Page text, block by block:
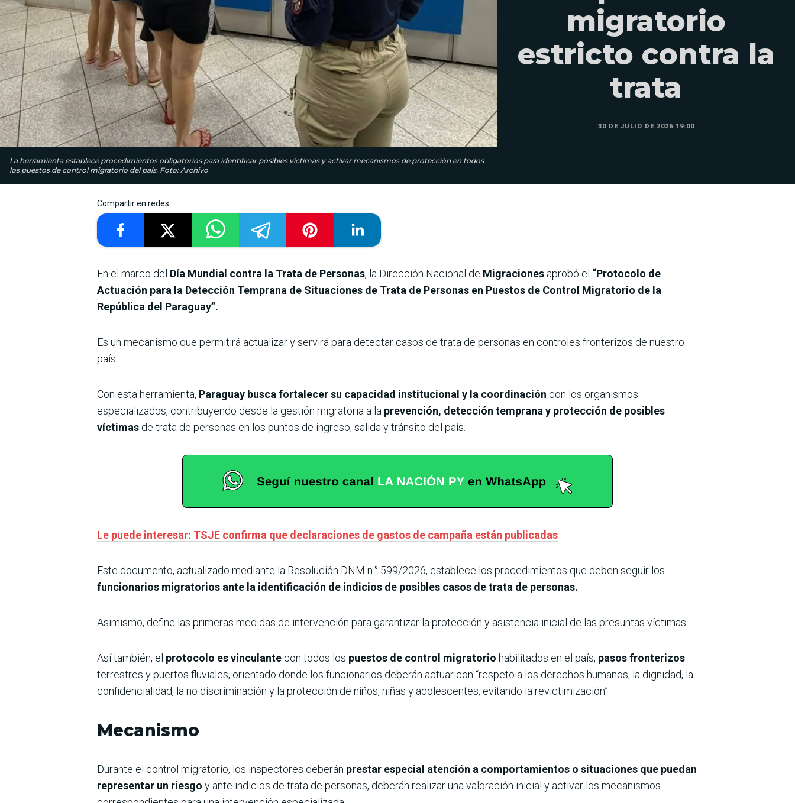
La herramienta establece procedimientos obligatorios para identificar posibles víctimas y activar mecanismos de protección en todos
los puestos de control migratorio del país. Foto: Archivo
migratorio
estricto contra la
trata
30 DE JULIO DE 2026 19:00
Compartir en redes
En el marco del Día Mundial contra la Trata de Personas, la Dirección Nacional de Migraciones aprobó el “Protocolo de
Actuación para la Detección Temprana de Situaciones de Trata de Personas en Puestos de Control Migratorio de la
República del Paraguay”.
Es un mecanismo que permitirá actualizar y servirá para detectar casos de trata de personas en controles fronterizos de nuestro
país.
Con esta herramienta, Paraguay busca fortalecer su capacidad institucional y la coordinación con los organismos
especializados, contribuyendo desde la gestión migratoria a la prevención, detección temprana y protección de posibles
víctimas de trata de personas en los puntos de ingreso, salida y tránsito del país.
Le puede interesar: TSJE confirma que declaraciones de gastos de campaña están publicadas
Este documento, actualizado mediante la Resolución DNM n.° 599/2026, establece los procedimientos que deben seguir los
funcionarios migratorios ante la identificación de indicios de posibles casos de trata de personas.
Asimismo, define las primeras medidas de intervención para garantizar la protección y asistencia inicial de las presuntas víctimas.
Así también, el protocolo es vinculante con todos los puestos de control migratorio habilitados en el país, pasos fronterizos
terrestres y puertos fluviales, orientado donde los funcionarios deberán actuar con “respeto a los derechos humanos, la dignidad, la
confidencialidad, la no discriminación y la protección de niños, niñas y adolescentes, evitando la revictimización”.
Mecanismo
Durante el control migratorio, los inspectores deberán prestar especial atención a comportamientos o situaciones que puedan
representar un riesgo y ante indicios de trata de personas, deberán realizar una valoración inicial y activar los mecanismos